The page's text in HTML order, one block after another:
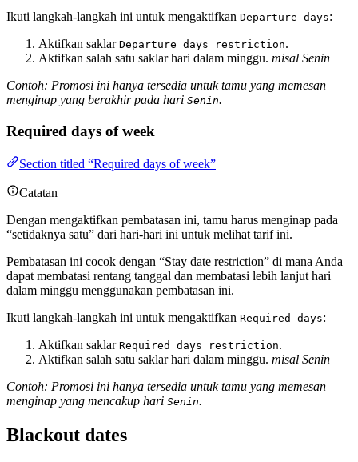
Ikuti langkah-langkah ini untuk mengaktifkan Departure days:
Aktifkan saklar Departure days restriction.
Aktifkan salah satu saklar hari dalam minggu. misal Senin
Contoh: Promosi ini hanya tersedia untuk tamu yang memesan
menginap yang berakhir pada hari Senin.
Required days of week
Section titled “Required days of week”
Catatan
Dengan mengaktifkan pembatasan ini, tamu harus menginap pada
“setidaknya satu” dari hari-hari ini untuk melihat tarif ini.
Pembatasan ini cocok dengan “Stay date restriction” di mana Anda
dapat membatasi rentang tanggal dan membatasi lebih lanjut hari
dalam minggu menggunakan pembatasan ini.
Ikuti langkah-langkah ini untuk mengaktifkan Required days:
Aktifkan saklar Required days restriction.
Aktifkan salah satu saklar hari dalam minggu. misal Senin
Contoh: Promosi ini hanya tersedia untuk tamu yang memesan
menginap yang mencakup hari Senin.
Blackout dates